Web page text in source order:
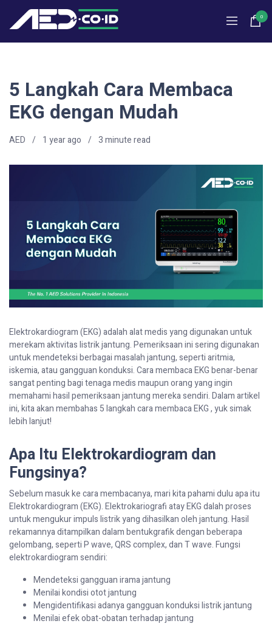
0
5 Langkah Cara Membaca
EKG dengan Mudah
AED 1 year ago 3minute read
Elektrokardiogram (EKG) adalah alat medis yang digunakan untuk
merekam aktivitas listrik jantung. Pemeriksaan ini sering digunakan
untuk mendeteksi berbagai masalah jantung, seperti aritmia,
iskemia, atau gangguan konduksi. Cara membaca EKG benar-benar
sangat penting bagi tenaga medis maupun orang yang ingin
memahami hasil pemeriksaan jantung mereka sendiri. Dalam artikel
ini, kita akan membahas 5 langkah cara membaca EKG , yuk simak
lebih lanjut!
Apa Itu Elektrokardiogram dan
Fungsinya?
Sebelum masuk ke cara membacanya, mari kita pahami dulu apa itu
Elektrokardiogram (EKG). Elektrokariografi atay EKG dalah proses
untuk mengukur impuls listrik yang dihasilkan oleh jantung. Hasil
rekamannya ditampilkan dalam bentukgrafik dengan beberapa
gelombang, seperti P wave, QRS complex, dan T wave. Fungsi
elektrokardiogram sendiri:
Mendeteksi gangguan irama jantung
Menilai kondisi otot jantung
Mengidentifikasi adanya gangguan konduksi listrik jantung
Menilai efek obat-obatan terhadap jantung